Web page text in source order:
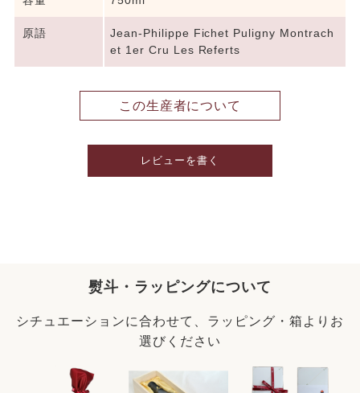
原語
Jean-Philippe Fichet Puligny Montrach
et 1er Cru Les Referts
この生産者について
レビューを書く
熨斗・ラッピングについて
シチュエーションに合わせて、ラッピング・箱よりお
選びください